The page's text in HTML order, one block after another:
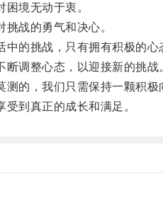
境无动于衷。
战的勇气和决心。
挑战，只有拥有积极的心
调整心态，以迎接新的挑战
，我们只需保持一颗积极
到真正的成长和满足。